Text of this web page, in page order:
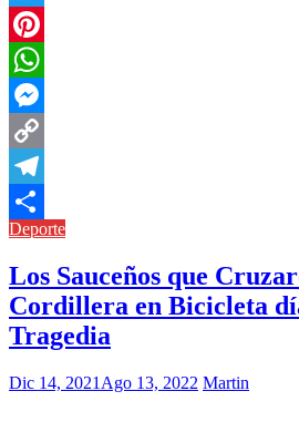
Twitter
Pinterest
WhatsApp
Messenger
Copy
Link
Telegram
Compartir
Deporte
Los Sauceños que
Cordillera en Bicicleta
Tragedia
Dic 14, 2021 Ago 13, 2022 Martin